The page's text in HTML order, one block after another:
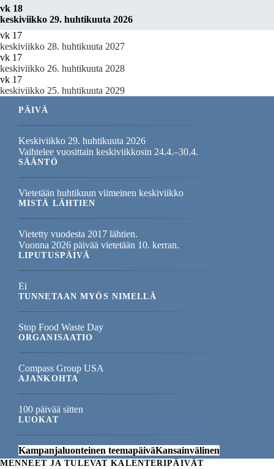
vk 18
keskiviikko 29. huhtikuuta 2026
vk 17
keskiviikko 28. huhtikuuta 2027
vk 17
keskiviikko 26. huhtikuuta 2028
vk 17
keskiviikko 25. huhtikuuta 2029
PÄIVÄ
Keskiviikko 29. huhtikuuta 2026
Vaihtelee vuosittain keskiviikkosin 24.4.–30.4.
SÄÄNTÖ
Vietetään huhtikuun viimeinen keskiviikko
MISTÄ LÄHTIEN
Vietetty vuodesta 2017 lähtien.
Vuonna 2026 päivää vietetään 10. kerran.
LIPUTUSPÄIVÄ
Ei
TUNNETAAN MYÖS NIMELLÄ
Stop Food Waste Day
ORGANISAATIO
Compass Group USA
AJANKOHTA
100 päivää sitten
LUOKAT
Kampanjaluonteinen teemapäiväKansainvälinen
MENNEET JA TULEVAT KALENTERIPÄIVÄT